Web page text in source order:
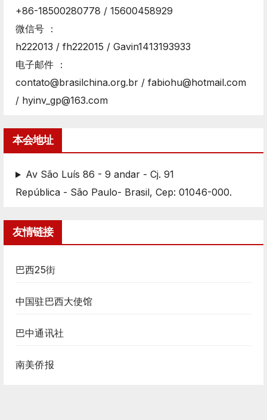
+86-18500280778 / 15600458929
微信号 ：
h222013 / fh222015 / Gavin1413193933
电子邮件 ：
contato@brasilchina.org.br / fabiohu@hotmail.com
/ hyinv_gp@163.com
本会地址
Av São Luís 86 - 9 andar - Cj. 91
República - São Paulo- Brasil, Cep: 01046-000.
友情链接
巴西25街
中国驻巴西大使馆
巴中通讯社
南美侨报